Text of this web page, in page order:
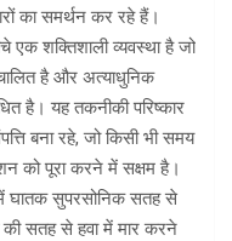
का समर्थन कर रहे हैं।
एक शक्तिशाली व्यवस्था है जो
है और अत्याधुनिक
है। यह तकनीकी परिष्कार
बना रहे, जो किसी भी समय
को पूरा करने में सक्षम है।
घातक सुपरसोनिक सतह से
की सतह से हवा में मार करने